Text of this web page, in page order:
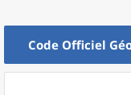
Code Officiel